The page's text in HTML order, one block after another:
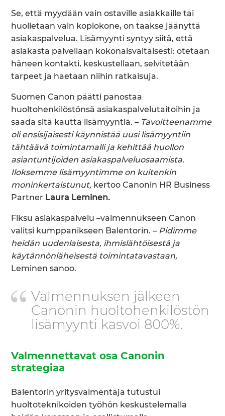
Se, että myydään vain ostaville asiakkaille tai
huolletaan vain kopiokone, on taakse jäänyttä
asiakaspalvelua. Lisämyynti syntyy siitä, että
asiakasta palvellaan kokonaisvaltaisesti: otetaan
häneen kontakti, keskustellaan, selvitetään
tarpeet ja haetaan niihin ratkaisuja.
Suomen Canon päätti panostaa
huoltohenkilöstönsä asiakaspalvelutaitoihin ja
saada sitä kautta lisämyyntiä. – Tavoitteenamme
oli ensisijaisesti käynnistää uusi lisämyyntiin
tähtäävä toimintamalli ja kehittää huollon
asiantuntijoiden asiakaspalveluosaamista.
Iloksemme lisämyyntimme on kuitenkin
moninkertaistunut, kertoo Canonin HR Business
Partner Laura Leminen.
Fiksu asiakaspalvelu –valmennukseen Canon
valitsi kumppanikseen Balentorin. – Pidimme
heidän uudenlaisesta, ihmislähtöisestä ja
käytännönläheisestä toimintatavastaan,
Leminen sanoo.
Valmennuksen jälkeen
Canonin huoltohenkilöstön
lisämyynti kasvoi 800%.
Valmennettavat osa Canonin
strategiaa
Balentorin yritysvalmentaja tutustui
huoltoteknikoiden työhön keskustelemalla